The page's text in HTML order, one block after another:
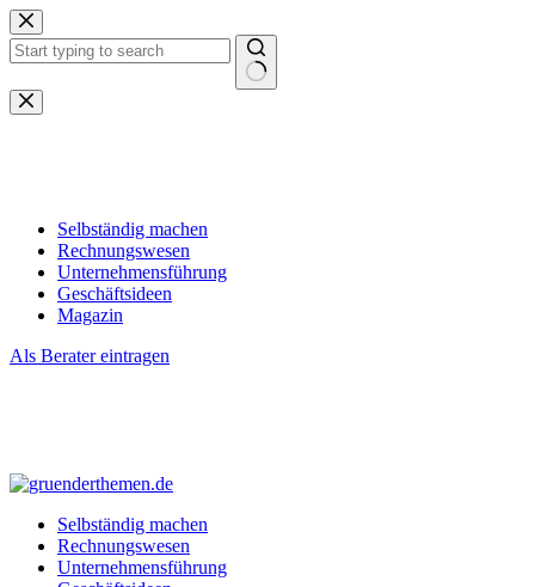
Zum
Inhalt
springen
Keine
Ergebnisse
Selbständig machen
Rechnungswesen
Unternehmensführung
Geschäftsideen
Magazin
Als Berater eintragen
Selbständig machen
Rechnungswesen
Unternehmensführung